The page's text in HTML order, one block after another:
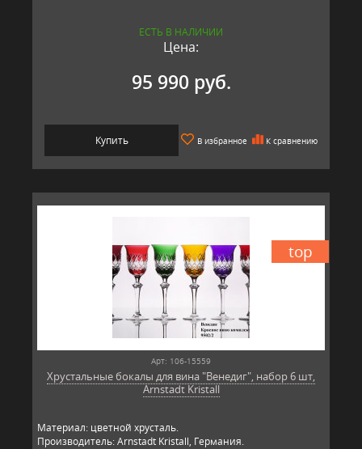
ЕСТЬ В НАЛИЧИИ
Цена:
95 990 руб.
Купить В избранное К сравнению
top
Арт: 106-15559
Хрустальные бокалы для вина "Венедиг", набор 6 шт,
Arnstadt Kristall
Материал: цветной хрусталь.
Производитель: Arnstadt Kristall, Германия.